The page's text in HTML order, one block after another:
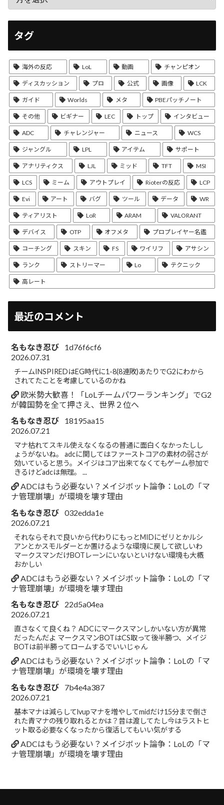
タグ
海外の反応 LoL 動画 チャンピオン
ディスカッション プロ 公式 画像 LCK
ガイド Worlds メタ PBEパッチノート
その他 ビギナー LEC トップ インタビュー
ADC チャレンジャー ニュース WCS
ジャングル LPL アイテム サポート
アナリティクス LJL ミッド TFT MSI
LCS ミーム アウトプレイ Rioterの反応 LCP
Evi アート バグ ツール データ WR
ティアリスト LoR ARAM VALORANT
デバイス OTP オフメタ プロプレイヤー名鑑
コーチング スキン FS ワイリフ アサシン
ランク ストリーマー Lo テクニック
高レート
最近のコメント
名もなき忍び
1d76f6cf6
2026.07.31
チームINSPIREDはEG時代に1-8(8連敗)あたりでG2にわから
されてたことを考慮しているのかね
欧米勢大歓喜！「LoLチームパワーランキング」でG2
が韓国勢を全て押さえ、世界２位へ
名もなき忍び
18195aa15
2026.07.21
マナ枯れてスキル使えなくなるの普通に面白くなかったしし
ょうがないね。 adcに関してはファーストコアの素材の弱さが
効いていると思う。メイジはコア出来てなくてもゲーム参加で
きるけどadcは無理。 ...
ADCはもう必要ない？メイジボット論争：LoLの「マ
ナ管理崩壊」が環境を壊す理由
名もなき忍び 032edda1e
2026.07.21
それならそれで良いから代わりにもっとMIDにゼリとかルシ
アンとかスモルダーとか置けるような環境に戻して欲しいわ
マークスマンだけBOTレーンにいないといけない環境も大概
おかしい
ADCはもう必要ない？メイジボット論争：LoLの「マ
ナ管理崩壊」が環境を壊す理由
名もなき忍び
22d5a04ea
2026.07.21
直さなくて良くね？ ADCにマークスマンしかいない方が異常
だったんだよ マークスマンBOTはCS取って後半勝つ、メイジ
BOTは前半勝ってロームするでいいじゃん
ADCはもう必要ない？メイジボット論争：LoLの「マ
ナ管理崩壊」が環境を壊す理由
名もなき忍び
7b4e4a387
2026.07.21
基本マナは減らしてlvupマナを増やしてmidだけ15分まで倒さ
れた青マナの残り取れるとかは？昔は渡してたし今はラストヒ
ット取る必要なくなったから復活してもいい気がする
ADCはもう必要ない？メイジボット論争：LoLの「マ
ナ管理崩壊」が環境を壊す理由